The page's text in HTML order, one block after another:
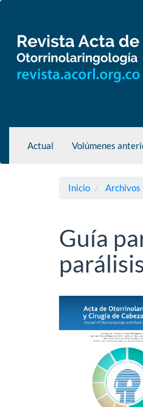
principal
Barra
lateral
Actual Volúmenes
Inicio Archivos
Guía
Barra
lateral
artículo